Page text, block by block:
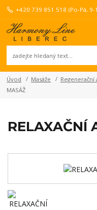
+420 739 851 518 (Po-Pá,
Úvod Masáže Regenerační
MASÁŽ
RELAXAČNÍ